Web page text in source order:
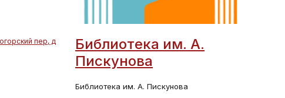
пер, д
Библиотека им. А.
Пискунова
Библиотека им. А. Пискунова